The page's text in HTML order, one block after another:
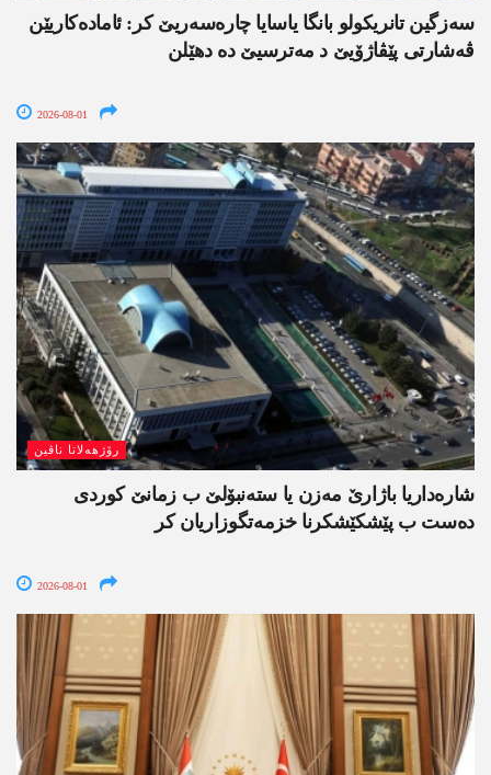
سەزگین تانریکولو بانگا یاسایا چارەسەریێ کر: ئامادەکاریێن
ڤەشارتی پێڤاژۆیێ د مەترسیێ دە دھێلن
2026-08-01
رۆژھەلاتا ناڤین
شارەداریا باژارێ مەزن یا ستەنبۆلێ ب زمانێ کوردی
دەست ب پێشکێشکرنا خزمەتگوزاریان کر
2026-08-01